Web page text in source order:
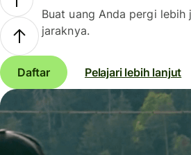
Buat uang Anda pergi lebih
jaraknya.
Daftar Pelajari lebih lanjut